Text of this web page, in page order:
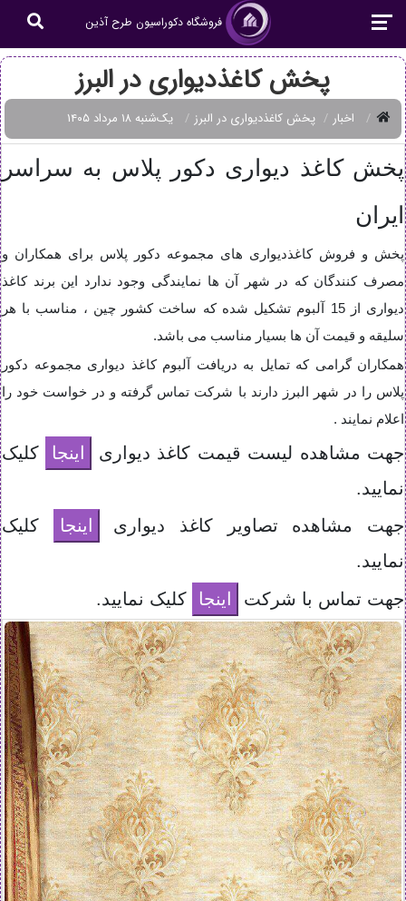
فروشگاه دکوراسیون طرح آذین
پخش کاغذدیواری در البرز
اخبار پخش کاغذدیواری در البرز یک‌شنبه ۱۸ مرداد ۱۴۰۵
پخش کاغذ دیواری دکور پلاس به سراسر
ایران
پخش و فروش کاغذدیواری های مجموعه دکور پلاس برای همکاران و
مصرف کنندگان که در شهر آن ها نمایندگی وجود ندارد این برند کاغذ
دیواری از 15 آلبوم تشکیل شده که ساخت کشور چین ، مناسب با هر
سلیقه و قیمت آن ها بسیار مناسب می باشد.
همکاران گرامی که تمایل به دریافت آلبوم کاغذ دیواری مجموعه دکور
پلاس را در شهر البرز دارند با شرکت تماس گرفته و در خواست خود را
اعلام نمایند .
جهت مشاهده لیست قیمت کاغذ دیواری
کلیک
نمایید.
جهت مشاهده تصاویر کاغذ دیواری
کلیک
نمایید.
جهت تماس با شرکت
کلیک نمایید.